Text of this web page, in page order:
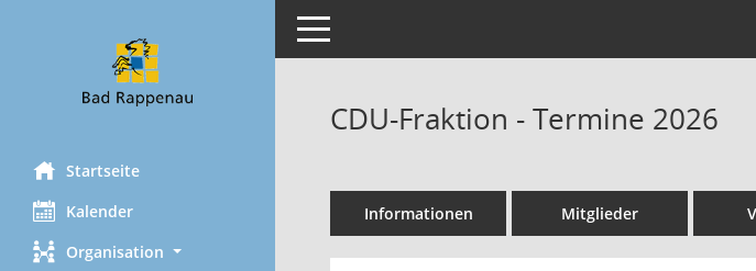
Startseite
Kalender
Organisation
Toggle navigation
CDU-Fraktion - Termine 2026
Informationen Mitglieder